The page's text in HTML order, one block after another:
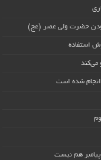
بودن حضرت ولی عصر (عج)
استفاده
شده است
هم نیست